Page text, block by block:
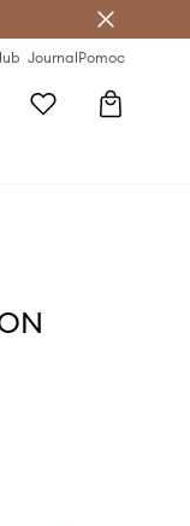
JournalPomoc